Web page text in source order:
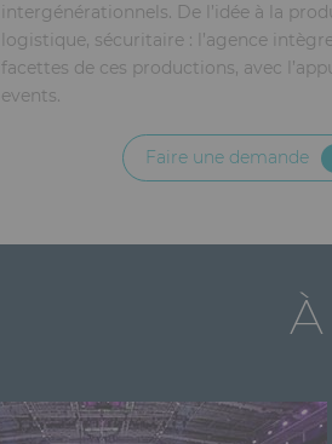
intergénérationnels. De l’idée à la
logistique, sécuritaire : l’agence
facettes de ces productions, avec
events.
Faire une demande